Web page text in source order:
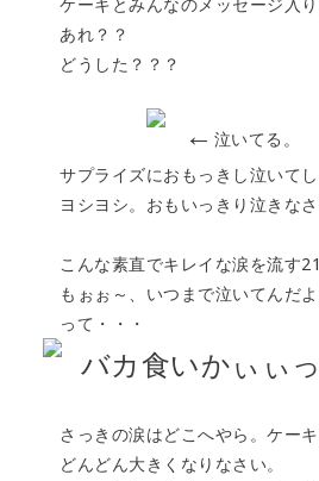
あれ？？
どうした？？？
← 泣いてる。
サプライズにおもっきし泣いてし
ヨシヨシ。おもいっきり泣きなさ
こんな素直でキレイな涙を流す21
もぉぉ～、いつまで泣いてんだよ
って・・・
バカ食いかぃぃっ
さっきの涙はどこへやら。ケーキを
どんどん大きくなりなさい。